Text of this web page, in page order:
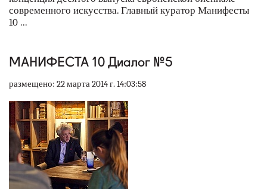
современного искусства. Главный куратор Манифесты
10 ...
МАНИФЕСТА 10 Диалог №5
размещено: 22 марта 2014 г. 14:03:58